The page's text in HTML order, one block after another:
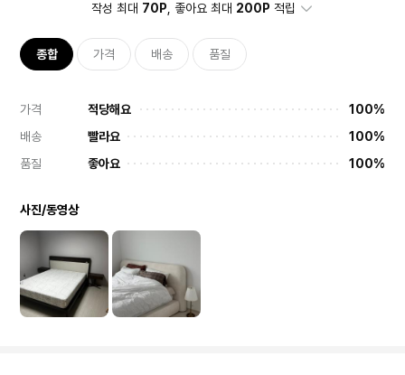
작성 최대 70P, 좋아요 최대 200P 적립
종합 가격 배송 품질
가격 적당해요
100%
배송
빨라요
100%
품질
좋아요 100%
사진/동영상